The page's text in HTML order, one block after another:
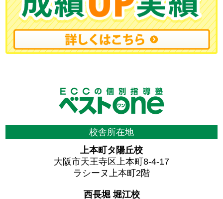
校舎所在地
上本町タ陽丘校
大阪市天王寺区上本町8-4-17
ラシーヌ上本町2階
西長堀 堀江校